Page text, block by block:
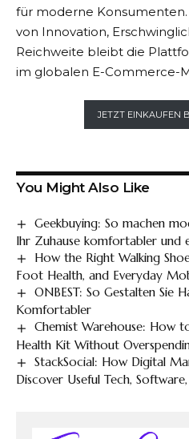
für moderne
von Innovation,
Reichweite bleibt die
im globalen E-Commerce-
JETZT EINKAUFEN
You Might Also Like
Geekbuying: So machen
Ihr Zuhause komfortabler und
How the Right Walking
Foot Health, and Everyday
ONBEST: So Gestalten Sie
Komfortabler
Chemist Warehouse: How
Health Kit Without
StackSocial: How Digital
Discover Useful Tech,